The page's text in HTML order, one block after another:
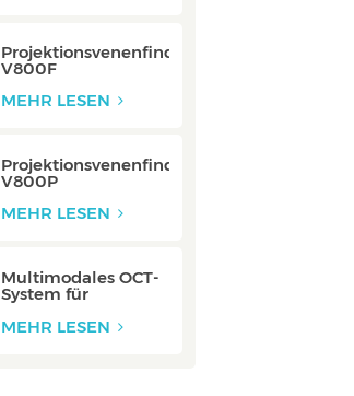
Projektionsvenenfinder:
V800F
MEHR LESEN
Projektionsvenenfinder:
V800P
MEHR LESEN
Multimodales OCT-
System für
Halsschlagadern:
ZERO
MEHR LESEN